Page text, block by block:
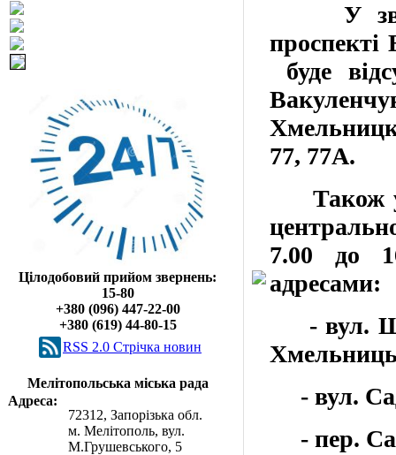
Цілодобовий прийом звернень:
15-80
+380 (096) 447-22-00
+380 (619) 44-80-15
RSS 2.0 Cтрічка новин
Мелітопольська міська рада
Адреса:
72312, Запорізька обл.
м. Мелітополь, вул.
М.Грушевського, 5
У
буде
77, 77А.
Також
7.00 до
адресами:
- вул.
- вул.
- пер.